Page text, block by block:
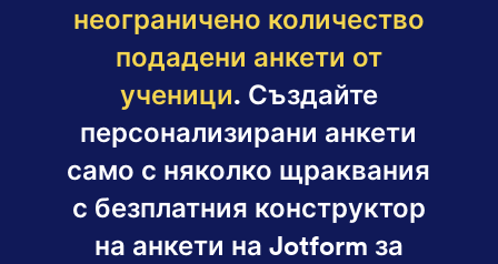
неограничено количество
подадени анкети от
ученици. Създайте
персонализирани анкети
само с няколко щраквания
с безплатния конструктор
на анкети на Jotform за